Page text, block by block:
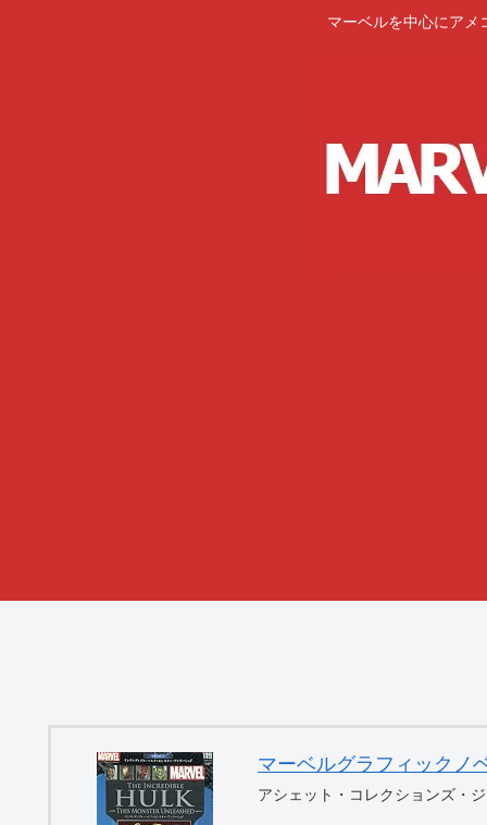
マーベルを中心にアメ
マーベルグラフィックノ
アシェット・コレクションズ・